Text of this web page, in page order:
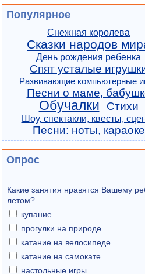
Популярное
Снежная королева
Сказки народов
День рождения ребенка
Спят усталые
Развивающие компьютерные
Песни о маме,
Обучалки Стихи
Шоу, спектакли, квесты,
Песни: ноты, караоке
Опрос
Какие занятия нравятся Вашему
летом?
купание
прогулки на природе
катание на велосипеде
катание на самокате
настольные игры